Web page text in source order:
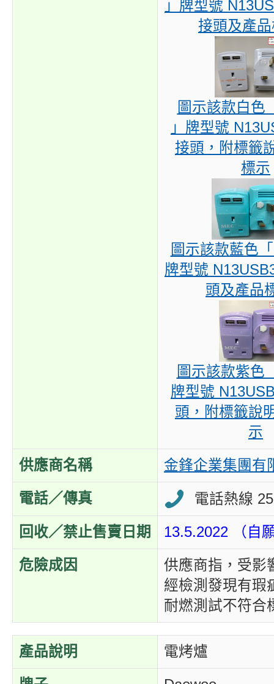
」牌型號
接頭及產
圖示該款白色
」牌型號
接頭，附標籤
標示
圖示該款藍色
牌型號
頭及產品
圖示該款紫色
牌型號
頭，附標籤說
示
供應商名稱 金鋒企業集團有
電話／傳真 電話熱線
回收／禁止售賣日期 13.5.2022 （自
危險成因
供應商指，受影
經檢測發現有瑕
耐燃測試不符合
產品說明 電烤爐